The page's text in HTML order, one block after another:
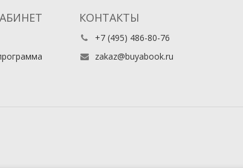
КОНТАКТЫ
+7 (495) 486-80-76
zakaz@buyabook.ru